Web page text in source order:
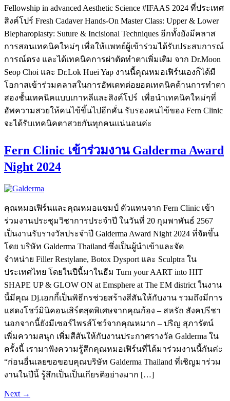
Fellowship in advanced Aesthetic Science #IFAAS 2024 ที่ประเทศ
สิงค์โปร์ Fresh Cadaver Hands-On Master Class: Upper & Lower
Blepharoplasty: Suture & Incisional Techniques อีกทั้งยังมีคลาส
การสอนเทคนิคใหม่ๆ เพื่อให้แพทย์ผู้เข้าร่วมได้รับประสบการณ์
การณ์ตรง และได้เทคนิคการผ่าตัดทำตาเพิ่มเติม จาก Dr.Moon
Seop Choi และ Dr.Lok Huei Yap งานนี้คุณหมอเฟิร์นเองก็ได้มี
โอกาสเข้าร่วมคลาสในการอัพเดทต่อยอดเทคนิคด้านการทำตา
สองชั้นเทคนิคแบบเกาหลีและสิงค์โปร์ เพื่อนำเทคนิคใหม่ๆที่
อัพความสวยให้คนไข้ขึ้นไปอีกคั่น รับรองคนไข้ของ Fern Clinic
จะได้รับเทคนิคตาสวยกันทุกคนแน่นอนค่ะ
Fern Clinic เข้าร่วมงาน Galderma Award
Night 2024
คุณหมอเฟิร์นและคุณหมอแชมป์ ตัวแทนจาก Fern Clinic เข้า
ร่วมงานประชุมวิชาการประจำปี ในวันที่ 20 กุมพาพันธ์ 2567
เป็นงานรับรางวัลประจำปี Galderma Award Night 2024 ที่จัดขึ้น
โดย บริษัท Galderma Thailand ซึ่งเป็นผู้นำเข้าและจัด
จำหน่าย Filler Restylane, Botox Dysport และ Sculptra ใน
ประเทศไทย โดยในปีนี้มาในธีม Turn your AART into HIT
SHAPE UP & GLOW ON at Emsphere at The EM district ในงาน
นี้มีคุณ Dj.เอกกี้เป็นพิธีกรช่วยสร้างสีสันให้กับงาน รวมถึงมีการ
แสดงโชว์มินิคอนเสิร์ตสุดพิเศษจากคุณก้อง – สหรัถ สังคปรีชา
นอกจากนี้ยังมีเซอร์ไพรส์โชว์จากคุณหมาก – ปริญ สุภารัตน์
เพิ่มความสนุก เพิ่มสีสันให้กับงานประกาศรางวัล Galderma ใน
ครั้งนี้ เรามาฟังความรู้สึกคุณหมอเฟิร์นที่ได้มาร่วมงานนี้กันค่ะ
“ก่อนอื่นเลยขอขอบคุณบริษัท Galderma Thailand ที่เชิญมาร่วม
งานในปีนี้ รู้สึกเป็นเป็นเกียรติอย่างมาก […]
Next →